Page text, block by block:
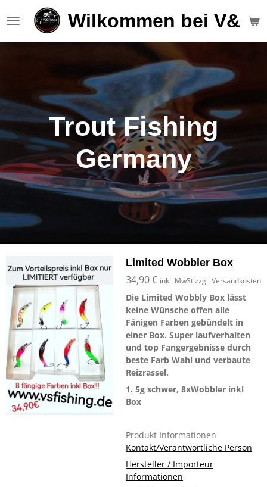
Hauptinhalt
Wilkommen bei V&S
Trout Fishing
Germany
Limited Wobbler Box
34,90 € inkl. MwSt zzgl. Versandkosten
Die Limited Wobbly Box lässt
keine Wünsche offen alle
Fänigen Farben gebündelt in
einer Box. Super laufverhalten
und top Fangergebnisse durch
beste Farb Wahl und verbaute
Reizrassel.
1. 5g schwer, 8xWobbler inkl
Box
Produkt Informationen
Kontakt/Verantwortliche Person
Hersteller / Importeur
Informationen